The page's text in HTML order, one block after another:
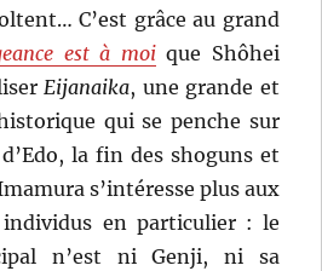
C’est grâce au grand
est à moique Shôhei
Eijanaika, une grande et
qui se penche sur
la fin des shoguns et
s’intéresse plus aux
individus en particulier : le
n’est ni Genji, ni sa